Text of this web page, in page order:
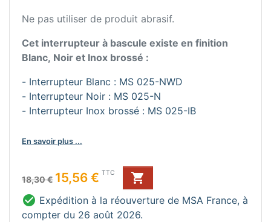
Ne pas utiliser de produit abrasif.
Cet interrupteur à bascule existe en finition
Blanc, Noir et Inox brossé :
- Interrupteur Blanc : MS 025-NWD
- Interrupteur Noir : MS 025-N
- Interrupteur Inox brossé : MS 025-IB
En savoir plus ...
Prix de base
18,30 €
Prix 15,56 € TTC

 Expédition à la réouverture de MSA France, à
compter du 26 août 2026.